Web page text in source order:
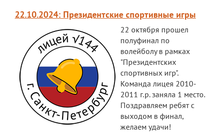
Расписание
Мероприятия
Контакты
22.10.2024: Президентские спортивные игры
22 октября прошел
полуфинал по
волейболу в рамках
"Президентских
спортивных игр".
Команда лицея 2010-
2011 г.р. заняла 1 место.
Поздравляем ребят с
выходом в финал,
желаем удачи!